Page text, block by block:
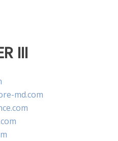
III
md.com